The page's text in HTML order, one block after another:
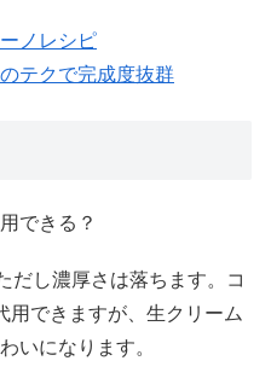
ノレシピ
テクで完成度抜群
できる？
だし濃厚さは落ちます。コ
用できますが、生クリーム
いになります。